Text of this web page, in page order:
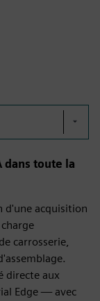
toute la
d'une acquisition
carrosserie,
directe aux
Edge — avec